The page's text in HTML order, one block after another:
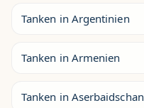
Tanken in Argentinien
Tanken in Armenien
Tanken in Aserbaidschan